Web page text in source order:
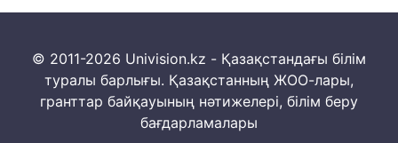
© 2011-2026 Univision.kz - Қазақстандағы білім
туралы барлығы. Қазақстанның ЖОО-лары,
гранттар байқауының нәтижелері, білім беру
бағдарламалары